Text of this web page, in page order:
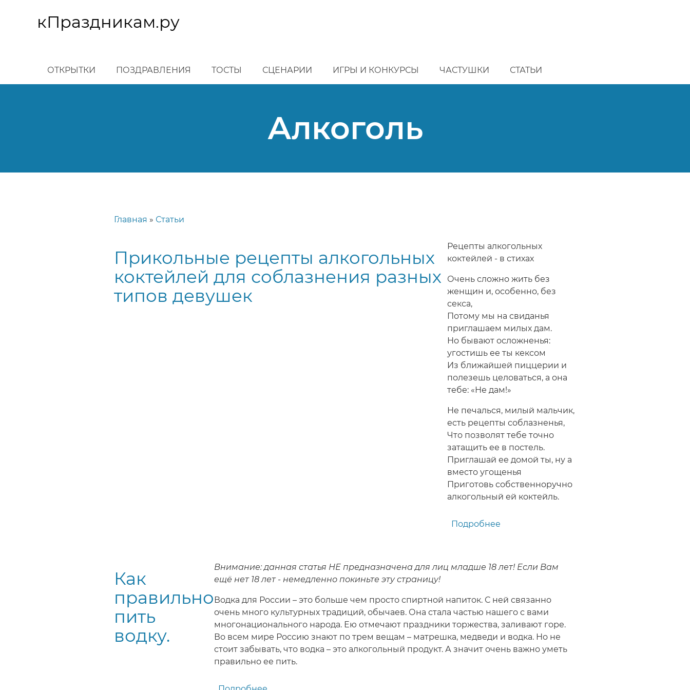
основномукПраздникам.ру
ОТКРЫТКИ ПОЗДРАВЛЕНИЯ ТОСТЫ СЦЕНАРИИ ИГРЫ И КОНКУРСЫ ЧАСТУШКИ СТАТЬИ
Алкоголь
навигации
Главная Статьи
Прикольные рецепты алкогольных
коктейлей для соблазнения разных
типов девушек
Рецепты алкогольных
коктейлей - в стихах
Очень сложно жить без
женщин и, особенно, без
секса,
Потому мы на свиданья
приглашаем милых дам.
Но бывают осложненья:
угостишь ее ты кексом
Из ближайшей пиццерии и
полезешь целоваться, а она
тебе: «Не дам!»
Не печалься, милый мальчик,
есть рецепты соблазненья,
Что позволят тебе точно
затащить ее в постель.
Приглашай ее домой ты, ну а
вместо угощенья
Приготовь собственноручно
алкогольный ей коктейль.
Подробнее
коктейлей
соблазнения
разных
типов
девушек
Как
правильно
пить
водку.
Внимание: данная статья НЕ предназначена для лиц младше 18 лет! Если Вам
ещё нет 18 лет - немедленно покиньте эту страницу!
Водка для России – это больше чем просто спиртной напиток. С ней связанно
очень много культурных традиций, обычаев. Она стала частью нашего с вами
многонационального народа. Ею отмечают праздники торжества, заливают горе.
Во всем мире Россию знают по трем вещам – матрешка, медведи и водка. Но не
стоит забывать, что водка – это алкогольный продукт. А значит очень важно уметь
правильно ее пить.